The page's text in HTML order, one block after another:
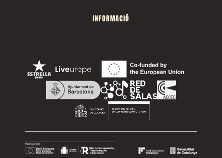
INFORMACIÓ